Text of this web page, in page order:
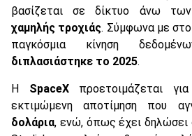
βασίζεται σε δίκτυο άνω
χαμηλής τροχιάς. Σύμφωνα με
παγκόσμια κίνηση
διπλασιάστηκε το 2025.
Η SpaceXπροετοιμάζεται για
εκτιμώμενη αποτίμηση που
δολάρια, ενώ, όπως έχει δηλώσει